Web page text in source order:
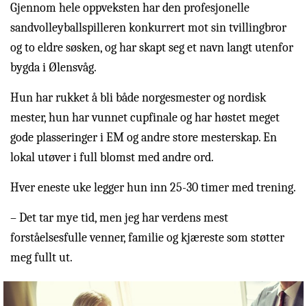
Gjennom hele oppveksten har den profesjonelle
sandvolleyballspilleren konkurrert mot sin tvillingbror
og to eldre søsken, og har skapt seg et navn langt utenfor
bygda i Ølensvåg.
Hun har rukket å bli både norgesmester og nordisk
mester, hun har vunnet cupfinale og har høstet meget
gode plasseringer i EM og andre store mesterskap. En
lokal utøver i full blomst med andre ord.
Hver eneste uke legger hun inn 25-30 timer med trening.
– Det tar mye tid, men jeg har verdens mest
forståelsesfulle venner, familie og kjæreste som støtter
meg fullt ut.